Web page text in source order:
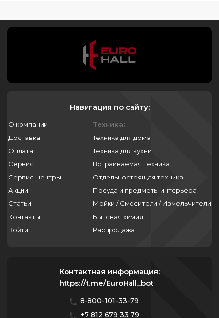
Навигация по сайту:
О компании
Доставка
Оплата
Сервис
Сервис-центры
Акции
Статьи
Контакты
Войти
Техника:
Техника для дома
Техника для кухни
Встраиваемая техника
Отдельностоящая техника
Посуда и предметы интерьера
Мойки / Смесители / Измельчители
Бытовая химия
Распродажа
Контактная информация:
https://t.me/EuroHall_bot
8-800-101-33-79
+7 812 679 33 79